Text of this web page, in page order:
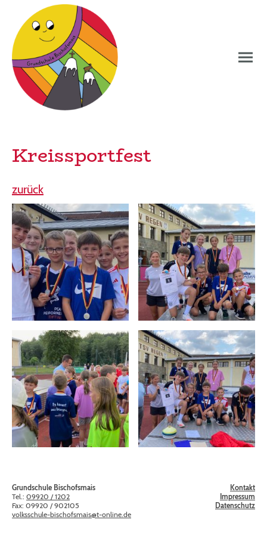
Kreissportfest
zurück
Grundschule Bischofsmais
Tel.: 09920 / 1202
Fax: 09920 / 902105
volksschule-bischofsmais@t-online.de
Kontakt
Impressum
Datenschutz